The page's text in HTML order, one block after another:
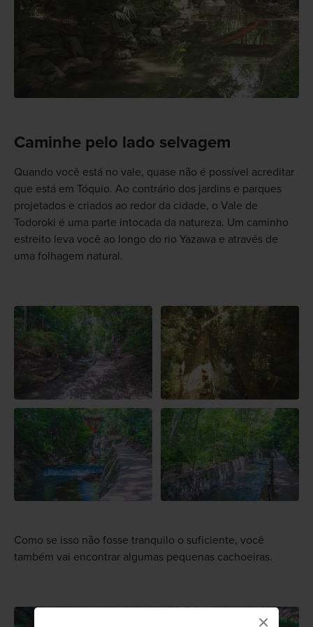
×
Caminhe pelo lado selvagem
Quando você está no vale, quase não é possível acreditar
que está em Tóquio. Ao contrário dos jardins e parques
projetados e criados ao redor da cidade, o Vale de
Todoroki é uma parte intocada da natureza. Um caminho
estreito leva você ao longo do rio Yazawa e através de
uma folhagem natural.
Como se isso não fosse tranquilo o suficiente, você
também vai encontrar algumas pequenas cachoeiras.